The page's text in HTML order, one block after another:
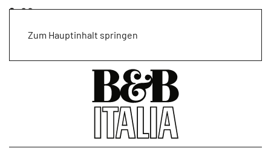
Zum Hauptinhalt springen